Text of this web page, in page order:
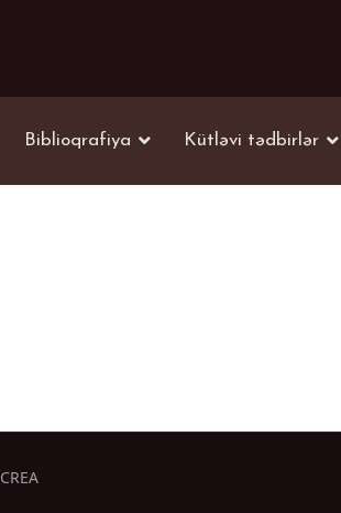
Biblioqrafiya Kütləvi tədbirlər
CREA